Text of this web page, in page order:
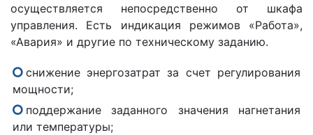
осуществляется непосредственно от шкафа
управления. Есть индикация режимов «Работа»,
«Авария» и другие по техническому заданию.
снижение энергозатрат за счет регулирования
мощности;
поддержание заданного значения нагнетания
или температуры;